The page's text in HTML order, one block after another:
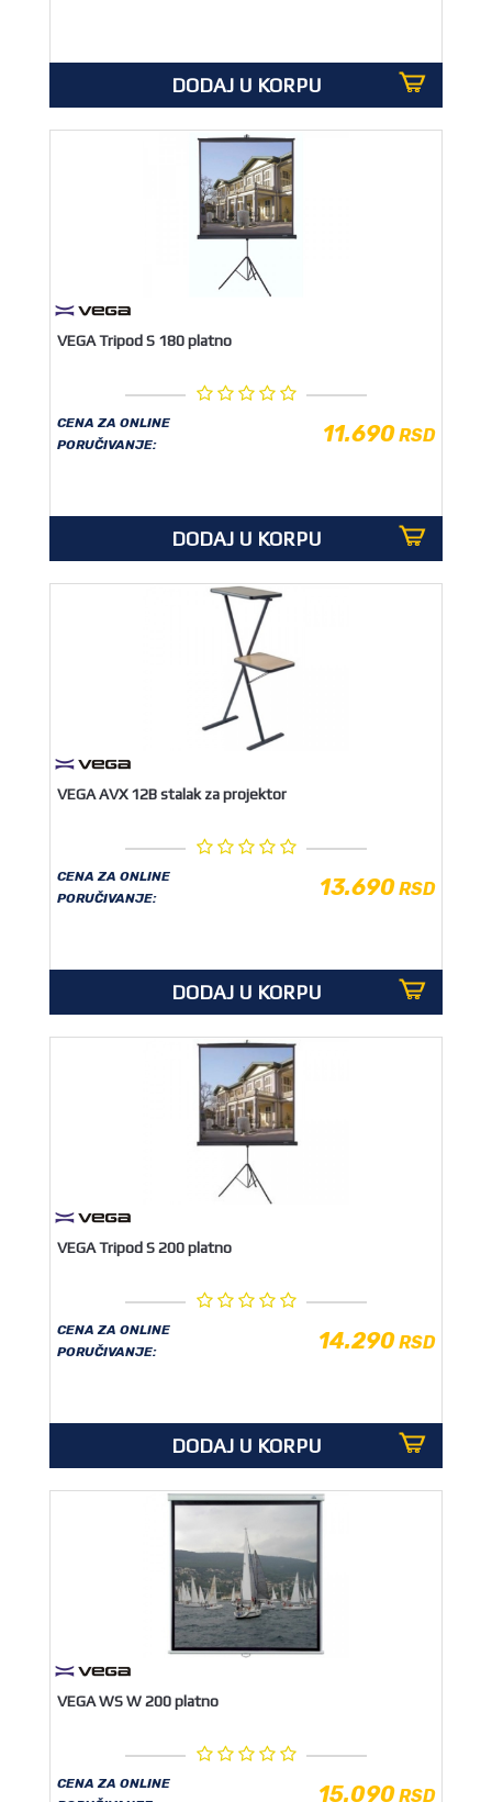
DODAJ U KORPU
VEGA Tripod S 180 platno
CENA ZA ONLINE
PORUČIVANJE:
11.690RSD
DODAJ U KORPU
VEGA AVX 12B stalak za projektor
CENA ZA ONLINE
PORUČIVANJE:
13.690RSD
DODAJ U KORPU
VEGA Tripod S 200 platno
CENA ZA ONLINE
PORUČIVANJE:
14.290RSD
DODAJ U KORPU
VEGA WS W 200 platno
CENA ZA ONLINE
15.090RSD